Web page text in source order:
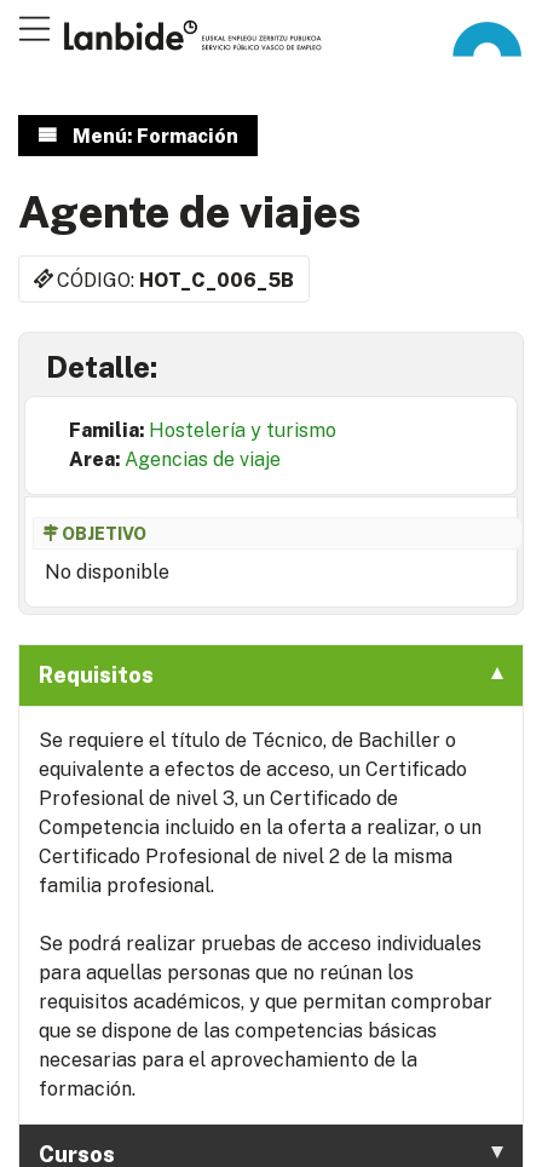
Menú: Formación
Agente de viajes
CÓDIGO: HOT_C_006_5B
Detalle:
Familia: Hostelería y turismo
Area: Agencias de viaje
OBJETIVO
No disponible
Requisitos
Se requiere el título de Técnico, de Bachiller o
equivalente a efectos de acceso, un Certificado
Profesional de nivel 3, un Certificado de
Competencia incluido en la oferta a realizar, o un
Certificado Profesional de nivel 2 de la misma
familia profesional.
Se podrá realizar pruebas de acceso individuales
para aquellas personas que no reúnan los
requisitos académicos, y que permitan comprobar
que se dispone de las competencias básicas
necesarias para el aprovechamiento de la
formación.
Cursos